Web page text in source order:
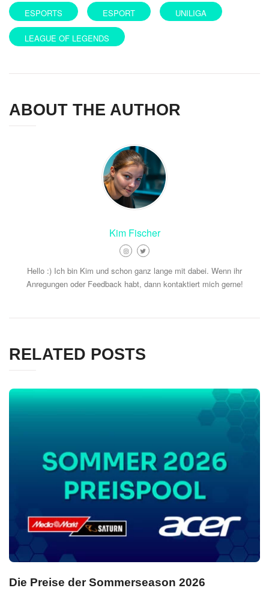
ESPORTS ESPORT UNILIGA
LEAGUE OF LEGENDS
ABOUT THE AUTHOR
Kim Fischer
Hello :) Ich bin Kim und schon ganz lange mit dabei. Wenn ihr
Anregungen oder Feedback habt, dann kontaktiert mich gerne!
RELATED POSTS
Die Preise der Sommerseason 2026